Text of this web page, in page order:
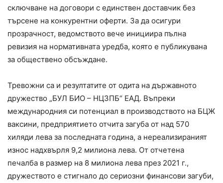
сключване на договори с единствен доставчик без
търсене на конкурентни оферти. За да осигури
прозрачност, ведомството вече инициира пълна
ревизия на нормативната уредба, която е публикувана
за обществено обсъждане.
Тревожни са и резултатите от одита на държавното
дружество „БУЛ БИО – НЦЗПБ“ ЕАД. Въпреки
международния си потенциал в производството на БЦЖ
ваксини, предприятието отчита загуба от над 570
хиляди лева за последната година, а нереализираният
износ надхвърля 9,2 милиона лева. От отчетена
печалба в размер на 8 милиона лева през 2021 г.,
дружеството е стигнало до сериозни финансови загуби,